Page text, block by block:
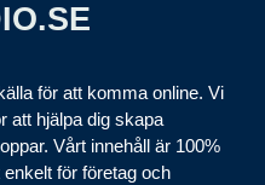
för att komma online. Vi
att hjälpa dig skapa
Vårt innehåll är 100%
för företag och